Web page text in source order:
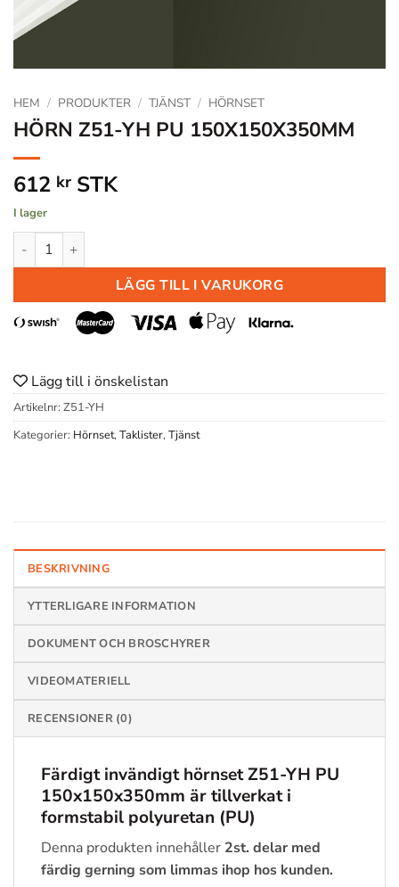
HEM / PRODUKTER / TJÄNST / HÖRNSET
HÖRN Z51-YH PU 150X150X350MM
612 kr STK
I lager
HÖRN Z51-YH PU 150X150X350MM mängd
LÄGG TILL I VARUKORG
Lägg till i önskelistan
Artikelnr: Z51-YH
Kategorier: Hörnset, Taklister, Tjänst
BESKRIVNING
YTTERLIGARE INFORMATION
DOKUMENT OCH BROSCHYRER
VIDEOMATERIELL
RECENSIONER (0)
Färdigt invändigt hörnsetZ51-YH PU
150x150x350mm är tillverkat i
formstabil polyuretan (PU)
Denna produkten innehåller 2st. delar med
färdig gerning som limmas ihop hos kunden.